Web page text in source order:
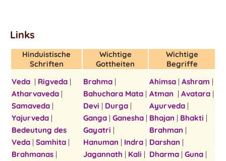
Links
Hinduistische
Schriften
Wichtige
Gottheiten
Wichtige
Begriffe
Veda | Rigveda |
Atharvaveda |
Samaveda |
Yajurveda |
Bedeutung des
Veda | Samhita |
Brahmanas |
Brahma |
Bahuchara Mata |
Devi | Durga |
Ganga | Ganesha |
Gayatri |
Hanuman | Indra |
Jagannath | Kali |
Ahimsa | Ashram |
Atman | Avatara |
Ayurveda |
Bhajan | Bhakti |
Brahman |
Darshan |
Dharma | Guna |